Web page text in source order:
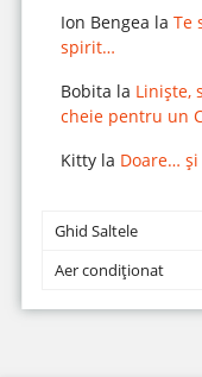
Ion Bengea la Te
spirit…
Bobita la Liniște,
cheie pentru un
Kittyla Doare…
Ghid Saltele
Aer condiționat